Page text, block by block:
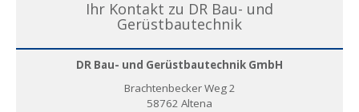
Ihr Kontakt zu DR Bau- und
Gerüstbautechnik
DR Bau- und Gerüstbautechnik GmbH
Brachtenbecker Weg 2
58762 Altena